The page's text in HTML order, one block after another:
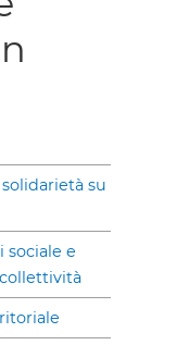
su
sociale e